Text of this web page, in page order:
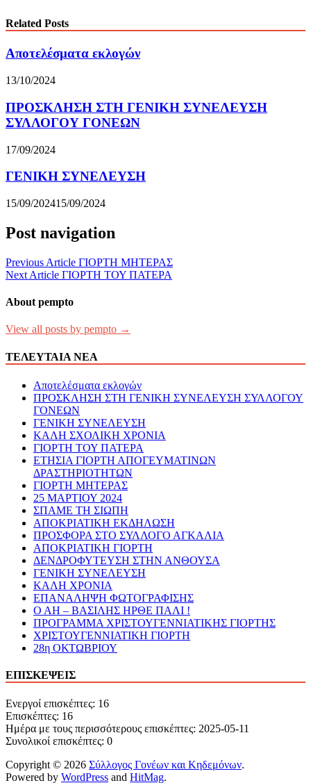
Related Posts
Αποτελέσματα εκλογών
13/10/2024
ΠΡΟΣΚΛΗΣΗ ΣΤΗ ΓΕΝΙΚΗ ΣΥΝΕΛΕΥΣΗ
ΣΥΛΛΟΓΟΥ ΓΟΝΕΩΝ
17/09/2024
ΓΕΝΙΚΗ ΣΥΝΕΛΕΥΣΗ
15/09/202415/09/2024
Post navigation
Previous Article ΓΙΟΡΤΗ ΜΗΤΕΡΑΣ
Next Article ΓΙΟΡΤΗ ΤΟΥ ΠΑΤΕΡΑ
About pempto
View all posts by pempto →
ΤΕΛΕΥΤΑΙΑ ΝΕΑ
Αποτελέσματα εκλογών
ΠΡΟΣΚΛΗΣΗ ΣΤΗ ΓΕΝΙΚΗ ΣΥΝΕΛΕΥΣΗ ΣΥΛΛΟΓΟΥ
ΓΟΝΕΩΝ
ΓΕΝΙΚΗ ΣΥΝΕΛΕΥΣΗ
ΚΑΛΗ ΣΧΟΛΙΚΗ ΧΡΟΝΙΑ
ΓΙΟΡΤΗ ΤΟΥ ΠΑΤΕΡΑ
ΕΤΗΣΙΑ ΓΙΟΡΤΗ ΑΠΟΓΕΥΜΑΤΙΝΩΝ
ΔΡΑΣΤΗΡΙΟΤΗΤΩΝ
ΓΙΟΡΤΗ ΜΗΤΕΡΑΣ
25 ΜΑΡΤΙΟΥ 2024
ΣΠΑΜΕ ΤΗ ΣΙΩΠΗ
ΑΠΟΚΡΙΑΤΙΚΗ ΕΚΔΗΛΩΣΗ
ΠΡΟΣΦΟΡΑ ΣΤΟ ΣΥΛΛΟΓΟ ΑΓΚΑΛΙΑ
ΑΠΟΚΡΙΑΤΙΚΗ ΓΙΟΡΤΗ
ΔΕΝΔΡΟΦΥΤΕΥΣΗ ΣΤΗΝ ΑΝΘΟΥΣΑ
ΓΕΝΙΚΗ ΣΥΝΕΛΕΥΣΗ
ΚΑΛΗ ΧΡΟΝΙΑ
ΕΠΑΝΑΛΗΨΗ ΦΩΤΟΓΡΑΦΙΣΗΣ
Ο ΑΗ – ΒΑΣΙΛΗΣ ΗΡΘΕ ΠΑΛΙ !
ΠΡΟΓΡΑΜΜΑ ΧΡΙΣΤΟΥΓΕΝΝΙΑΤΙΚΗΣ ΓΙΟΡΤΗΣ
ΧΡΙΣΤΟΥΓΕΝΝΙΑΤΙΚΗ ΓΙΟΡΤΗ
28η ΟΚΤΩΒΡΙΟΥ
ΕΠΙΣΚΕΨΕΙΣ
Ενεργοί επισκέπτες: 16
Επισκέπτες: 16
Ημέρα με τους περισσότερους επισκέπτες: 2025-05-11
Συνολικοί επισκέπτες: 0
Copyright © 2026 Σύλλογος Γονέων και Κηδεμόνων.
Powered by WordPress and HitMag.